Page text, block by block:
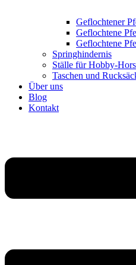
Geflochtener
Geflochtene
Geflochtene
Springhindernis
Ställe für Hobby-
Taschen und
Über uns
Blog
Kontakt